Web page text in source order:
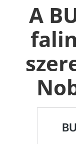
A